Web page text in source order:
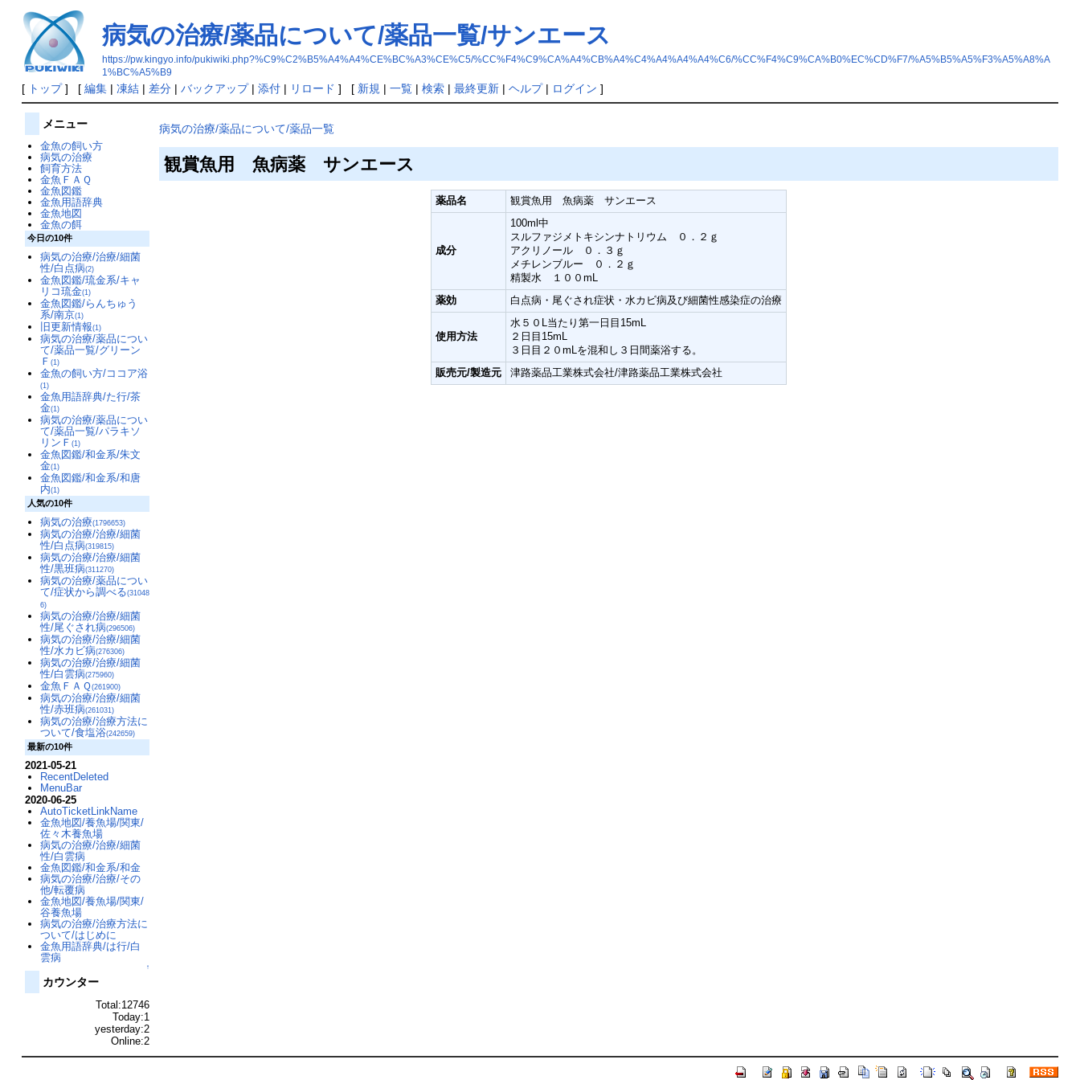
病気の治療/薬品について/薬品一覧/サンエース
https://pw.kingyo.info/pukiwiki.php?%C9%C2%B5%A4%A4%CE%BC%A3%CE%C5/%CC%F4%C9%CA%A4%CB%A4%C4%A4%A4%A4%C6/%CC%F4%C9%CA%B0%EC%CD%F7/%A5%B5%A5%F3%A5%A8%A
1%BC%A5%B9
[ トップ] [ 編集| 凍結| 差分| バックアップ| 添付| リロード ] [ 新規 | 一覧| 検索| 最終更新| ヘルプ| ログイン ]
病気の治療/薬品について/薬品一覧
観賞魚用 魚病薬 サンエース
薬品名 観賞魚用 魚病薬 サンエース
成分
100ml中
スルファジメトキシンナトリウム ０．２ｇ
アクリノール ０．３ｇ
メチレンブルー ０．２ｇ
精製水 １００mL
薬効
白点病・尾ぐされ症状・水カビ病及び細菌性感染症の治療
使用方法
水５０L当たり第一日目15mL
２日目15mL
３日目２０mLを混和し３日間薬浴する。
販売元/製造元
津路薬品工業株式会社/津路薬品工業株式会社
メニュー
金魚の飼い方
病気の治療
飼育方法
金魚ＦＡＱ
金魚図鑑
金魚用語辞典
金魚地図
金魚の餌
今日の10件
病気の治療/治療/細菌
性/白点病(2)
金魚図鑑/琉金系/キャ
リコ琉金(1)
金魚図鑑/らんちゅう
系/南京(1)
旧更新情報(1)
病気の治療/薬品につい
て/薬品一覧/グリーン
Ｆ(1)
金魚の飼い方/ココア浴
(1)
金魚用語辞典/た行/茶
金(1)
病気の治療/薬品につい
て/薬品一覧/パラキソ
リンＦ(1)
金魚図鑑/和金系/朱文
金(1)
金魚図鑑/和金系/和唐
内(1)
人気の10件
病気の治療(1796653)
病気の治療/治療/細菌
性/白点病(319815)
病気の治療/治療/細菌
性/黒班病(311270)
病気の治療/薬品につい
て/症状から調べる(31048
6)
病気の治療/治療/細菌
性/尾ぐされ病(296506)
病気の治療/治療/細菌
性/水カビ病(276306)
病気の治療/治療/細菌
性/白雲病(275960)
金魚ＦＡＱ(261900)
病気の治療/治療/細菌
性/赤班病(261031)
病気の治療/治療方法に
ついて/食塩浴(242659)
最新の10件
2021-05-21
RecentDeleted
MenuBar
2020-06-25
AutoTicketLinkName
金魚地図/養魚場/関東/
佐々木養魚場
病気の治療/治療/細菌
性/白雲病
金魚図鑑/和金系/和金
病気の治療/治療/その
他/転覆病
金魚地図/養魚場/関東/
谷養魚場
病気の治療/治療方法に
ついて/はじめに
金魚用語辞典/は行/白
雲病
↑
カウンター
Total:12746
Today:1
yesterday:2
Online:2